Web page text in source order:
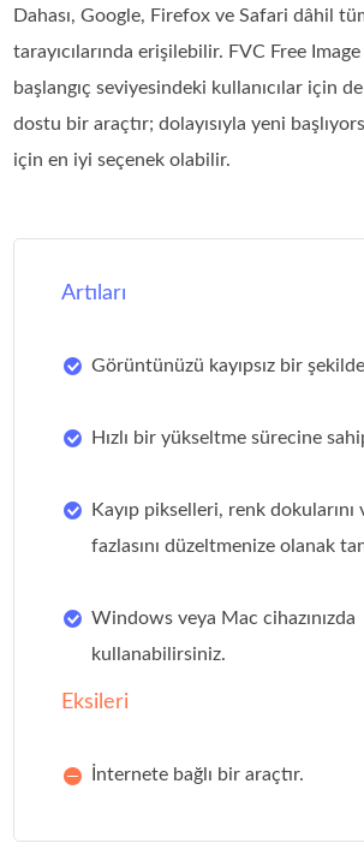
Dahası, Google, Firefox ve Safari dâhil
tarayıcılarında erişilebilir. FVC Free
başlangıç seviyesindeki kullanıcılar için
dostu bir araçtır; dolayısıyla yeni
için en iyi seçenek olabilir.
Artıları
Görüntünüzü kayıpsız bir
Hızlı bir yükseltme sürecine
Kayıp pikselleri, renk dokularını
fazlasını düzeltmenize olanak
Windows veya Mac cihazınızda
kullanabilirsiniz.
Eksileri
İnternete bağlı bir araçtır.